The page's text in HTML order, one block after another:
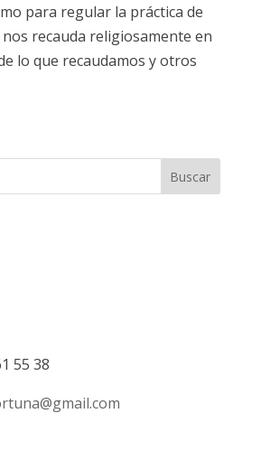
para regular la práctica de
nos recauda religiosamente en
lo que recaudamos y otros
55 38